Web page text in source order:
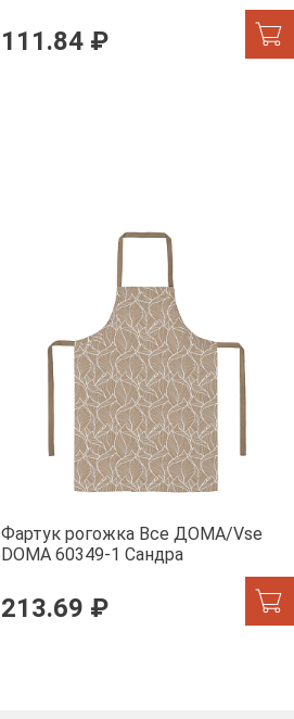
111.84 ₽
Фартук рогожка Все ДОМА/Vse
DOMA 60349-1 Сандра
213.69 ₽